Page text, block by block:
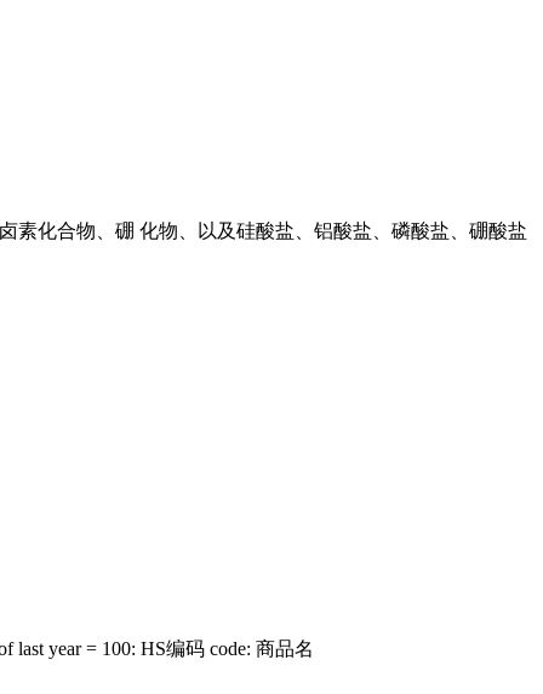
素化合物、硼 化物、以及硅酸盐、铝酸盐、磷酸盐、硼酸盐
last year = 100: HS编码 code: 商品名